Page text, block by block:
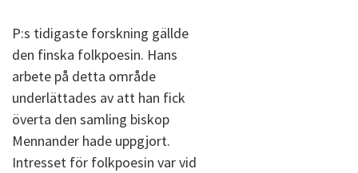
P:s tidigaste forskning gällde
den finska folkpoesin. Hans
arbete på detta område
underlättades av att han fick
överta den samling biskop
Mennander hade uppgjort.
Intresset för folkpoesin var vid